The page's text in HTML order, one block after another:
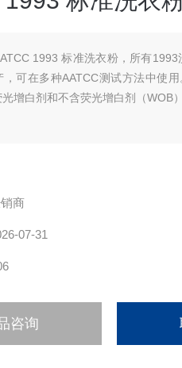
1993 标准洗衣粉，所有1993
，可在多种AATCC测试方法中使
增白剂和不含荧光增白剂（WOB）
商
07-31
咨询